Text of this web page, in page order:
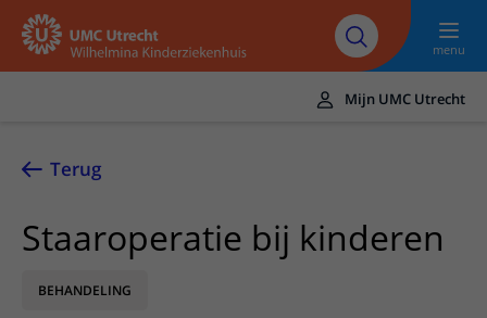
Naar hoofdinhoud
UMC
Utrecht
Research
Steun het
WKZ
menu
UMC Utrecht
Onze zorg
Ziektebeelden
Voor patiënten
Mijn UMC Utrecht
Terug
Staaroperatie bij kinderen
BEHANDELING